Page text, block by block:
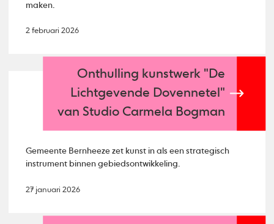
maken.
2 februari 2026
Onthulling kunstwerk "De
Lichtgevende Dovennetel"
van Studio Carmela Bogman
Gemeente Bernheeze zet kunst in als een strategisch
instrument binnen gebiedsontwikkeling.
27 januari 2026